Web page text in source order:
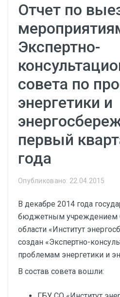
Отчет по
Экспертно-
совета по
энергетики и
первый
года
Опубликовано: 22.04.2015
В декабре 2014 года
бюджетным учреждением
области «Институт
создан «Экспертно-
проблемам энергетики и
В состав совета вошли: